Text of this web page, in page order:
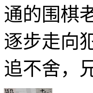
通的围棋
逐步走向
追不舍，